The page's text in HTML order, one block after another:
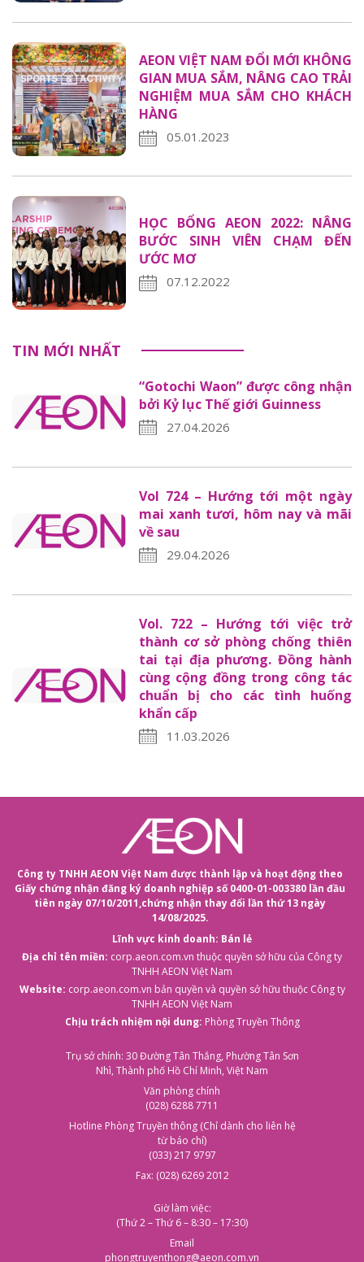
AEON VIỆT NAM ĐỔI MỚI KHÔNG
GIAN MUA SẮM, NÂNG CAO TRẢI
NGHIỆM MUA SẮM CHO KHÁCH
HÀNG
05.01.2023
HỌC BỔNG AEON 2022: NÂNG
BƯỚC SINH VIÊN CHẠM ĐẾN
ƯỚC MƠ
07.12.2022
TIN MỚI NHẤT
“Gotochi Waon” được công nhận
bởi Kỷ lục Thế giới Guinness
27.04.2026
Vol 724 – Hướng tới một ngày
mai xanh tươi, hôm nay và mãi
về sau
29.04.2026
Vol. 722 – Hướng tới việc trở
thành cơ sở phòng chống thiên
tai tại địa phương. Đồng hành
cùng cộng đồng trong công tác
chuẩn bị cho các tình huống
khẩn cấp
11.03.2026
Công ty TNHH AEON Việt Nam được thành lập và hoạt động theo
Giấy chứng nhận đăng ký doanh nghiệp số 0400-01-003380 lần đầu
tiên ngày 07/10/2011,chứng nhận thay đổi lần thứ 13 ngày
14/08/2025.
Lĩnh vực kinh doanh: Bán lẻ
Địa chỉ tên miền: corp.aeon.com.vn thuộc quyền sở hữu của Công ty
TNHH AEON Việt Nam
Website: corp.aeon.com.vn bản quyền và quyền sở hữu thuộc Công ty
TNHH AEON Việt Nam
Chịu trách nhiệm nội dung: Phòng Truyền Thông
Trụ sở chính: 30 Đường Tân Thắng, Phường Tân Sơn
Nhì, Thành phố Hồ Chí Minh, Việt Nam
Văn phòng chính
(028) 6288 7711
Hotline Phòng Truyền thông (Chỉ dành cho liên hệ
từ báo chí)
(033) 217 9797
Fax: (028) 6269 2012
Giờ làm việc:
(Thứ 2 – Thứ 6 – 8:30 – 17:30)
Email
phongtruyenthong@aeon.com.vn